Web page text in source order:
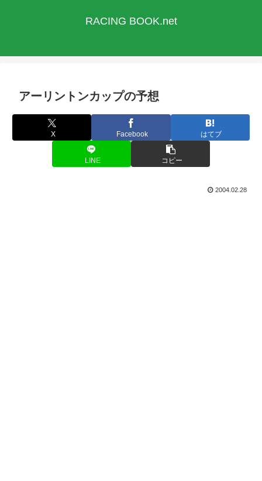
RACING BOOK.net
アーリントンカップの予想
X Facebook はてブ
LINE コピー
2004.02.28